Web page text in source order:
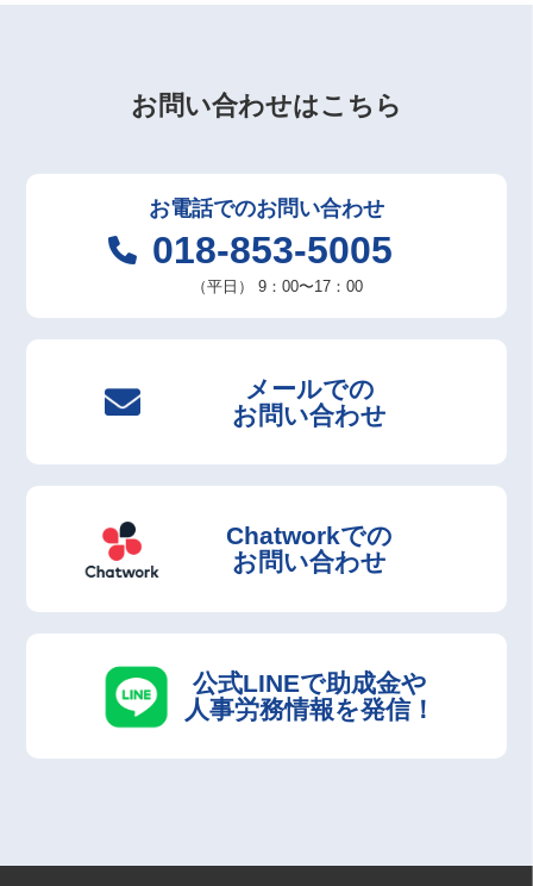
お問い合わせはこちら
お電話でのお問い合わせ
018-853-5005
（平日） 9：00〜17：00
メールでの
お問い合わせ
Chatworkでの
お問い合わせ
公式LINEで助成金や
人事労務情報を発信！